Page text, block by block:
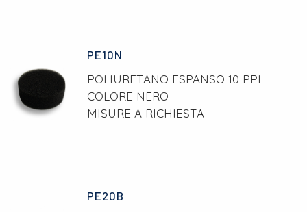
PE10N
POLIURETANO ESPANSO 10 PPI
COLORE NERO
MISURE A RICHIESTA
PE20B